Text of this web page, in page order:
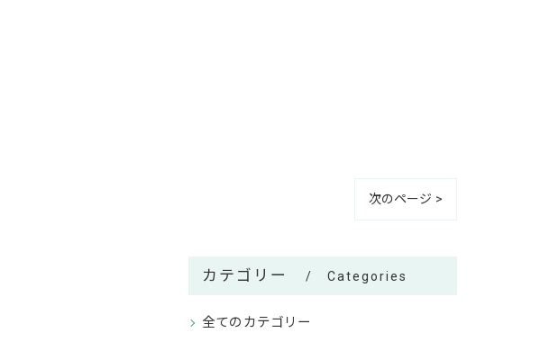
次のページ >
カテゴリー Categories
全てのカテゴリー